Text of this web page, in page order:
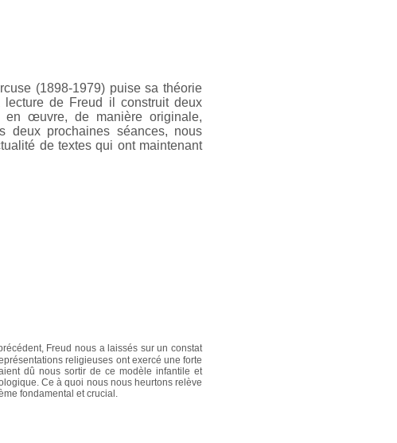
(1898-1979) puise sa théorie
de Freud il construit deux
en œuvre, de manière originale,
deux prochaines séances, nous
de textes qui ont maintenant
Freud nous a laissés sur un constat
religieuses ont exercé une forte
dû nous sortir de ce modèle infantile et
Ce à quoi nous nous heurtons relève
fondamental et crucial.